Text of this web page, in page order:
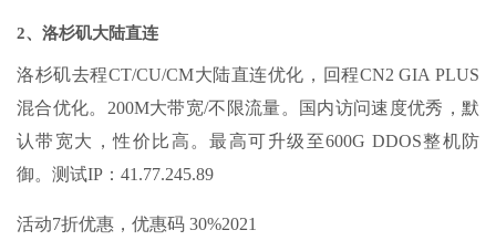
2、洛杉矶大陆直连
洛杉矶去程CT/CU/CM大陆直连优化，回程CN2 GIA PLUS
混合优化。200M大带宽/不限流量。国内访问速度优秀，默
认带宽大，性价比高。最高可升级至600G DDOS整机防
御。测试IP：41.77.245.89
活动7折优惠，优惠码 30%2021